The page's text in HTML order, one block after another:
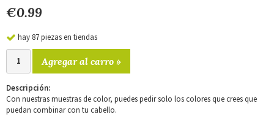
€0.99
hay 87 piezas en tiendas
Agregar al carro »
Descripción:
Con nuestras muestras de color, puedes pedir solo los colores que crees que
puedan combinar con tu cabello.